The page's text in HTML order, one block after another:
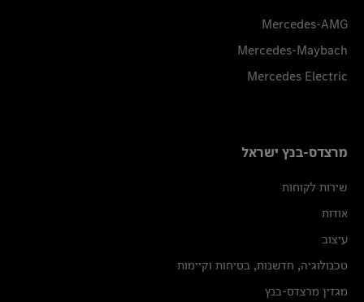
Mercedes-AMG
Mercedes-Maybach
Mercedes Electric
מרצדס-בנץ ישראל
שירות לקוחות
אודות
עיצוב
טכנולוגיה, חדשנות, בטיחות וקיימות
מגזין מרצדס-בנץ